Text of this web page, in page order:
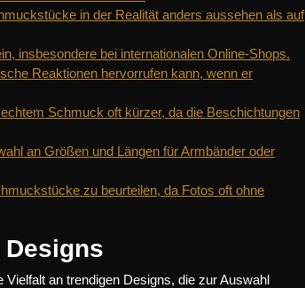
in der Realität anders aussehen als auf
insbesondere bei internationalen Online-Shops.
Reaktionen hervorrufen kann, wenn er
Schmuck oft kürzer, da die Beschichtungen
an Größen und Längen für Armbänder oder
zu beurteilen, da Fotos oft ohne
an trendigen Designs, die zur Auswahl